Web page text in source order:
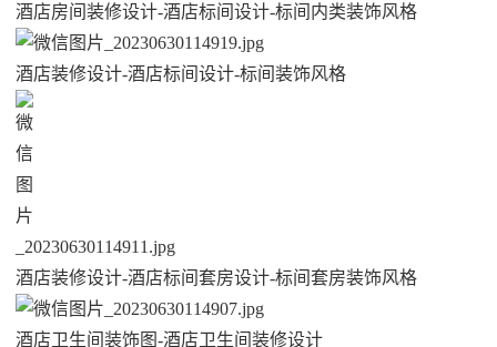
酒店房间装修设计-酒店标间设计-标间内类装饰风格
酒店装修设计-酒店标间设计-标间装饰风格
酒店装修设计-酒店标间套房设计-标间套房装饰风格
酒店卫生间装饰图-酒店卫生间装修设计